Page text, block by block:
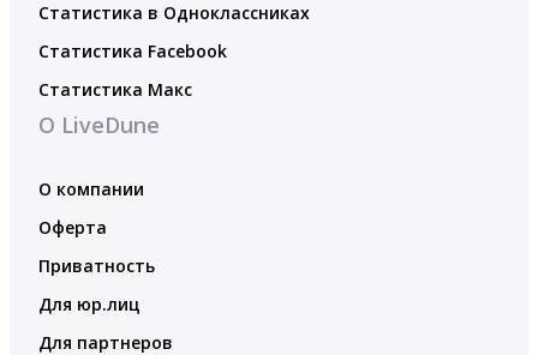
Статистика в Одноклассниках
Статистика Facebook
Статистика Макс
О LiveDune
О компании
Оферта
Приватность
Для юр.лиц
Для партнеров